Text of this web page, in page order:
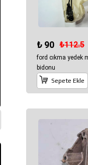
₺ 90 ₺112.5
ford cıkma yedek
bidonu
Sepete Ekle